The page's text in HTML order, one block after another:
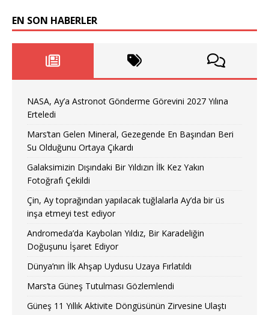
EN SON HABERLER
NASA, Ay’a Astronot Gönderme Görevini 2027 Yılına
Erteledi
Mars’tan Gelen Mineral, Gezegende En Başından Beri
Su Olduğunu Ortaya Çıkardı
Galaksimizin Dışındaki Bir Yıldızın İlk Kez Yakın
Fotoğrafı Çekildi
Çin, Ay toprağından yapılacak tuğlalarla Ay’da bir üs
inşa etmeyi test ediyor
Andromeda’da Kaybolan Yıldız, Bir Karadeliğin
Doğuşunu İşaret Ediyor
Dünya’nın İlk Ahşap Uydusu Uzaya Fırlatıldı
Mars’ta Güneş Tutulması Gözlemlendi
Güneş 11 Yıllık Aktivite Döngüsünün Zirvesine Ulaştı